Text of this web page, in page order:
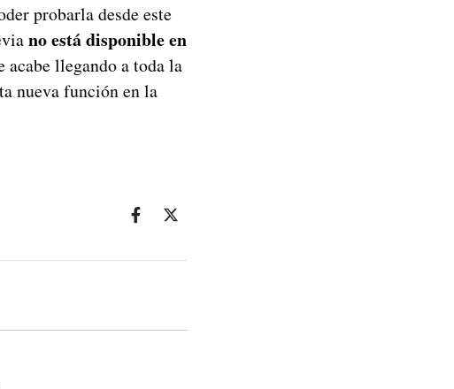
probarla desde este
no está disponible en
llegando a toda la
nueva función en la